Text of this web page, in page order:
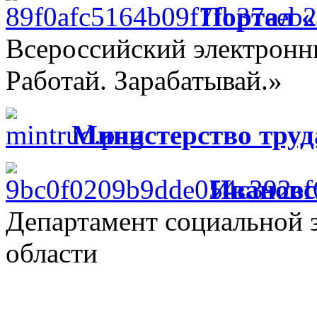
Портал
Всероссийский
Работай. Зарабатывай.»
Министерство
Департамент социальной
области